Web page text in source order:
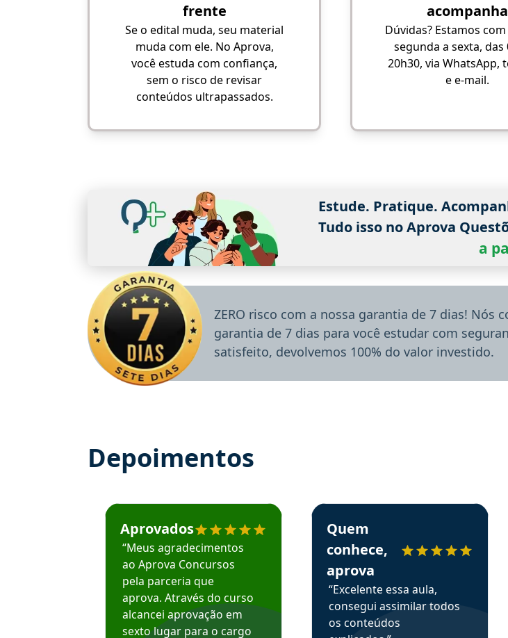
frente
Se o edital muda, seu material
muda com ele. No Aprova,
você estuda com confiança,
sem o risco de revisar
conteúdos ultrapassados.
acompanha
Dúvidas? Estamos
segunda a sexta, das
20h30, via WhatsApp,
e e-mail.
Estude. Pratique.
Tudo isso no Aprova
a
ZERO risco com a nossa garantia de 7 dias!
garantia de 7 dias para você estudar com
satisfeito, devolvemos 100% do valor investido.
Depoimentos
Estudante José recomenda o Aprova Concursos em depoimento
Aprovados
“Meus agradecimentos
ao Aprova Concursos
pela parceria que
aprova. Através do curso
alcancei aprovação em
sexto lugar para o cargo
Estudante Sergio recomenda o Aprova
Quem
conhece,
aprova
“Excelente essa aula,
consegui assimilar todos
os conteúdos